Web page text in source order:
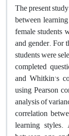
The present
between
female students
and gender. For
students were
completed
and Whitkin's
using Pearson
analysis of
correlation
learning